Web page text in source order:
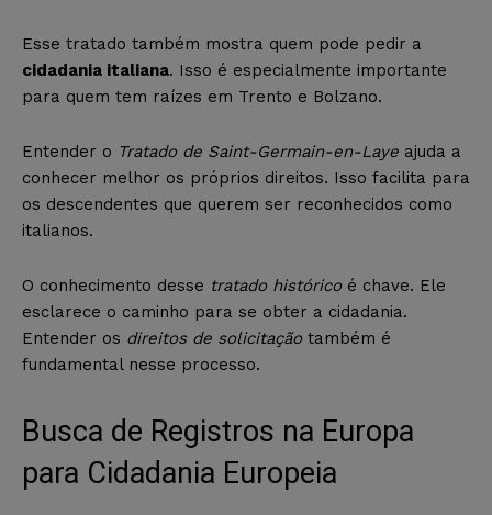
Esse tratado também mostra quem pode pedir a
cidadania italiana. Isso é especialmente importante
para quem tem raízes em Trento e Bolzano.
Entender o Tratado de Saint-Germain-en-Laye ajuda a
conhecer melhor os próprios direitos. Isso facilita para
os descendentes que querem ser reconhecidos como
italianos.
O conhecimento desse tratado histórico é chave. Ele
esclarece o caminho para se obter a cidadania.
Entender os direitos de solicitação também é
fundamental nesse processo.
Busca de Registros na Europa
para Cidadania Europeia